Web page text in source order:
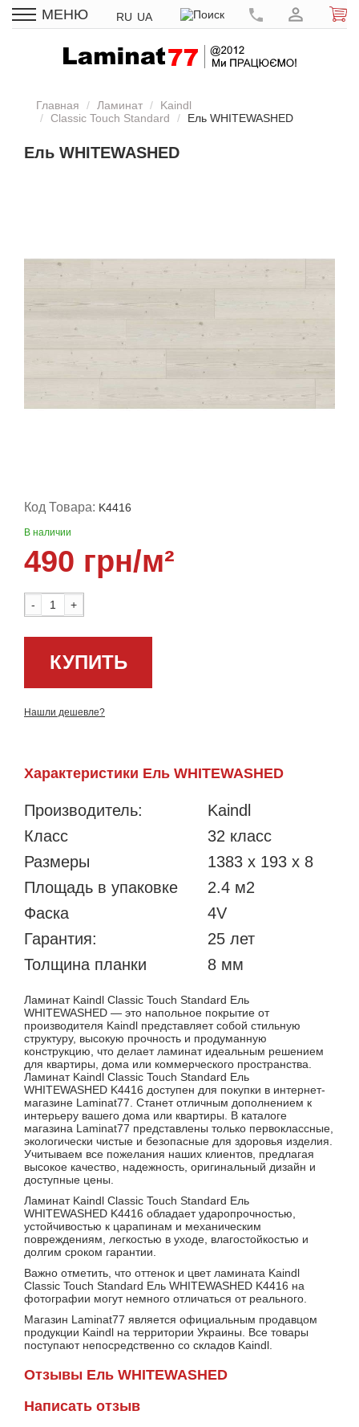
МЕНЮ RU UA
Главная Ламинат
Kaindl
Classic Touch Standard
Ель WHITEWASHED
Ель WHITEWASHED
Код Товара: K4416
В наличии
490 грн/м²
- +
КУПИТЬ
Нашли дешевле?
Характеристики Ель WHITEWASHED
Производитель:
Kaindl
Класс
32 класс
Размеры
1383 х 193 x 8
Площадь в упаковке
2.4 м2
Фаска
4V
Гарантия:
25 лет
Толщина планки
8 мм
Ламинат Kaindl Classic Touch Standard Ель
WHITEWASHED — это напольное покрытие от
производителя Kaindl представляет собой стильную
структуру, высокую прочность и продуманную
конструкцию, что делает ламинат идеальным решением
для квартиры, дома или коммерческого пространства.
Ламинат Kaindl Classic Touch Standard Ель
WHITEWASHED K4416 доступен для покупки в интернет-
магазине Laminat77. Станет отличным дополнением к
интерьеру вашего дома или квартиры. В каталоге
магазина Laminat77 представлены только первоклассные,
экологически чистые и безопасные для здоровья изделия.
Учитываем все пожелания наших клиентов, предлагая
высокое качество, надежность, оригинальный дизайн и
доступные цены.
Ламинат Kaindl Classic Touch Standard Ель
WHITEWASHED K4416 обладает ударопрочностью,
устойчивостью к царапинам и механическим
повреждениям, легкостью в уходе, влагостойкостью и
долгим сроком гарантии.
Важно отметить, что оттенок и цвет ламината Kaindl
Classic Touch Standard Ель WHITEWASHED K4416 на
фотографии могут немного отличаться от реального.
Магазин Laminat77 является официальным продавцом
продукции Kaindl на территории Украины. Все товары
поступают непосредственно со складов Kaindl.
Отзывы Ель WHITEWASHED
Написать отзыв